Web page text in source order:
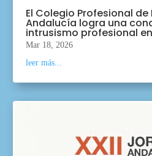
El Colegio Profesional
Andalucía logra una
intrusismo profesional
Mar 18, 2026
leer más...